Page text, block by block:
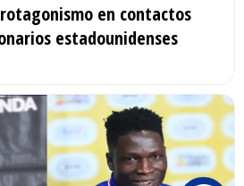
en contactos
estadounidenses